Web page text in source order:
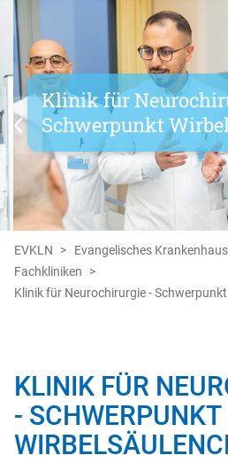
Klinik für
Schwerpunkt
EVKLN
Evangelisches
Fachkliniken
Klinik für Neurochirurgie -
KLINIK FÜR
- SCHWERPUNKT